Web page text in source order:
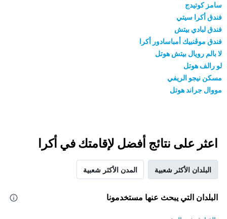
سامز كوتيدج
فندق أكرا سيتي
فندق لبادي بيتش
فندق موڤنبيك أمباسادور أكرا
لا بالم رويال بيتش هوتل
لو رالف هوتل
مسكن نيجو الريفي
مووال جراند هوتل
اعثر على نتائج أفضل لإقامتك في أكرا
البلدان الأكثر شعبية المدن الأكثر شعبية
البلدان التي يبحث عنها مستخدمونا